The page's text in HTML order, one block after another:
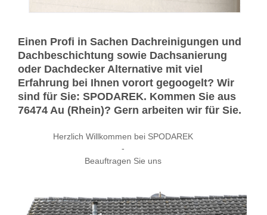
Einen Profi in Sachen Dachreinigungen und
Dachbeschichtung sowie Dachsanierung
oder Dachdecker Alternative mit viel
Erfahrung bei Ihnen vorort gegoogelt? Wir
sind für Sie: SPODAREK. Kommen Sie aus
76474 Au (Rhein)? Gern arbeiten wir für Sie.
Herzlich Willkommen bei SPODAREK
-
Beauftragen Sie uns